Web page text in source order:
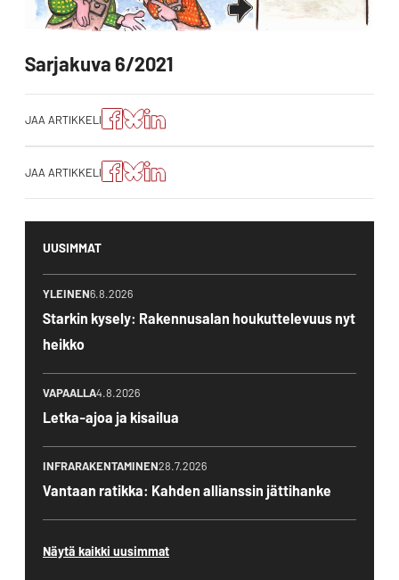
Sarjakuva 6/2021
JAA ARTIKKELI
Jaa
artikkeli
Facebookissa
Jaa
artikkeli
Blueskyssa
Jako:
Jaa
artikkeli
JAA ARTIKKELI
Jaa
artikkeli
Facebookissa
Jaa
artikkeli
Blueskyssa
Jako:
Jaa
artikkeli
LinkedIn:ssä
UUSIMMAT
YLEINEN6.8.2026
Starkin kysely: Rakennusalan houkuttelevuus nyt
heikko
VAPAALLA4.8.2026
Letka-ajoa ja kisailua
INFRARAKENTAMINEN28.7.2026
Vantaan ratikka: Kahden allianssin jättihanke
Näytä kaikki uusimmat